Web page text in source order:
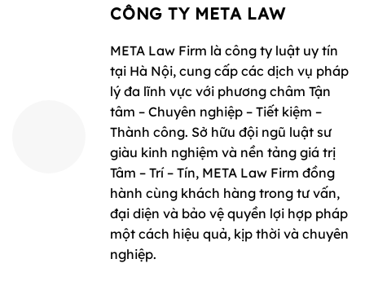
CÔNG TY META LAW
META Law Firm là công ty luật uy tín
tại Hà Nội, cung cấp các dịch vụ pháp
lý đa lĩnh vực với phương châm Tận
tâm – Chuyên nghiệp – Tiết kiệm –
Thành công. Sở hữu đội ngũ luật sư
giàu kinh nghiệm và nền tảng giá trị
Tâm – Trí – Tín, META Law Firm đồng
hành cùng khách hàng trong tư vấn,
đại diện và bảo vệ quyền lợi hợp pháp
một cách hiệu quả, kịp thời và chuyên
nghiệp.